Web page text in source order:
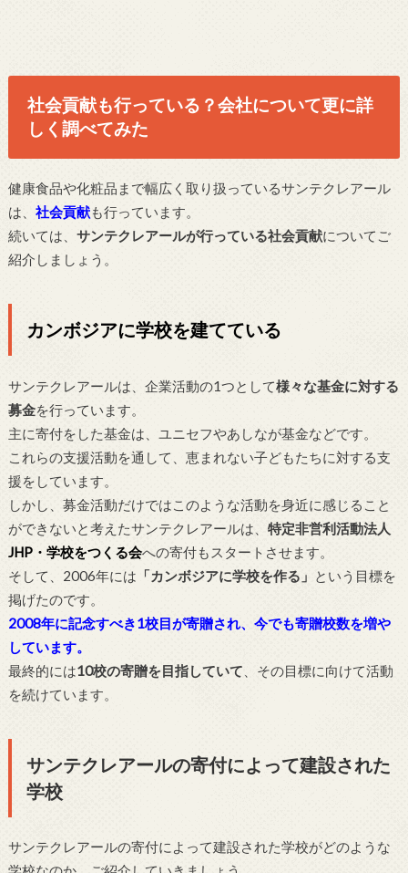
社会貢献も行っている？会社について更に詳
しく調べてみた
健康食品や化粧品まで幅広く取り扱っているサンテクレアール
は、 社会貢献も行っています。
続いては、 サンテクレアールが行っている社会貢献についてご
紹介しましょう。
カンボジアに学校を建てている
サンテクレアールは、企業活動の1つとして様々な基金に対する
募金を行っています。
主に寄付をした基金は、ユニセフやあしなが基金などです。
これらの支援活動を通して、恵まれない子どもたちに対する支
援をしています。
しかし、募金活動だけではこのような活動を身近に感じること
ができないと考えたサンテクレアールは、 特定非営利活動法人
JHP・学校をつくる会への寄付もスタートさせます。
そして、2006年には 「カンボジアに学校を作る」 という目標を
掲げたのです。
2008年に記念すべき1校目が寄贈され、今でも寄贈校数を増や
しています。
最終的には10校の寄贈を目指していて 、その目標に向けて活動
を続けています。
サンテクレアールの寄付によって建設された
学校
サンテクレアールの寄付によって建設された学校がどのような